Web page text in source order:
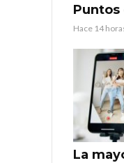
Puntos
Hace 14
La